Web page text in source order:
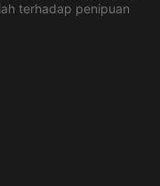
terhadap penipuan